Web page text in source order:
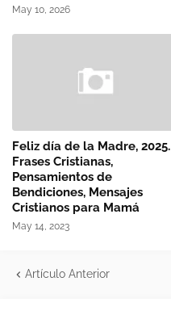
May 10, 2026
Feliz día de la Madre, 2025.
Frases Cristianas,
Pensamientos de
Bendiciones, Mensajes
Cristianos para Mamá
May 14, 2023
Artículo Anterior